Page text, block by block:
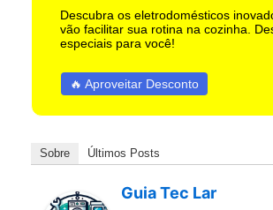
Descubra os eletrodomésticos
vão facilitar sua rotina na cozinha.
especiais para você!
🔥 Aproveitar Desconto
Sobre Últimos Posts
Guia Tec Lar